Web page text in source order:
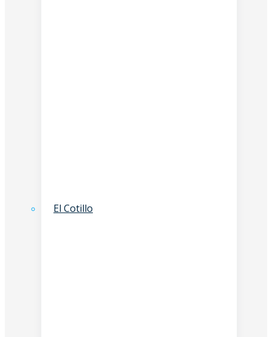
El Cotillo